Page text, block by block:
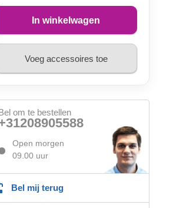
In winkelwagen
Voeg accessoires toe
om te bestellen
Open morgen
09.00 uur
Bel mij terug